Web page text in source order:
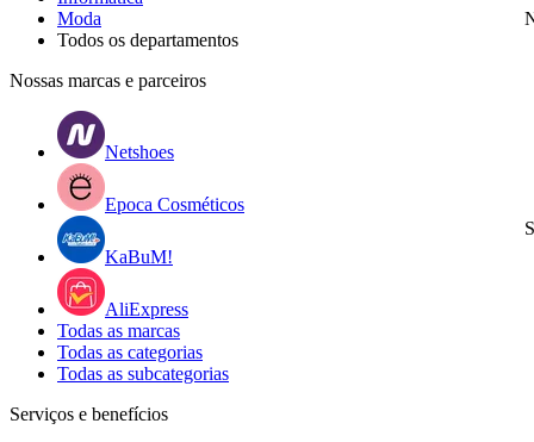
Moda
Todos os departamentos
Nossas marcas e parceiros
Netshoes
Epoca Cosméticos
KaBuM!
AliExpress
Todas as marcas
Todas as categorias
Todas as subcategorias
Serviços e benefícios